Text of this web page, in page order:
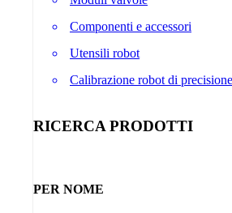
Componenti e accessori
Utensili robot
Calibrazione robot di
RICERCA PRODOTTI
PER NOME